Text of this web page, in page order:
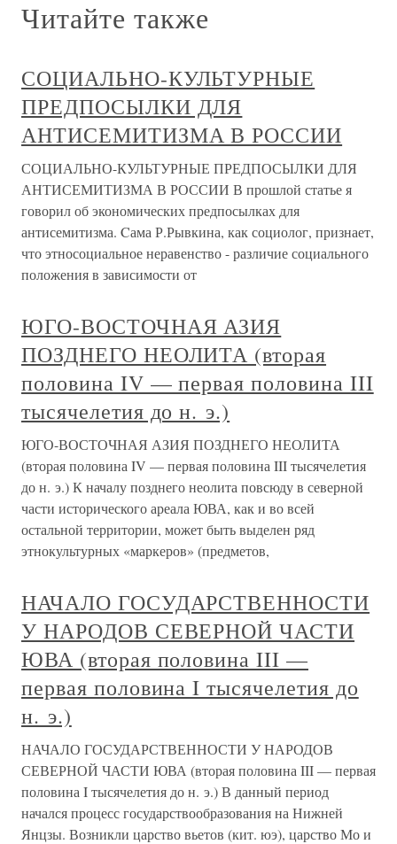
Читайте также
СОЦИАЛЬНО-КУЛЬТУРНЫЕ
ПРЕДПОСЫЛКИ ДЛЯ
АНТИСЕМИТИЗМА В РОССИИ
СОЦИАЛЬНО-КУЛЬТУРНЫЕ ПРЕДПОСЫЛКИ ДЛЯ
АНТИСЕМИТИЗМА В РОССИИ В прошлой статье я
говорил об экономических предпосылках для
антисемитизма. Cама Р.Рывкина, как социолог, признает,
что этносоциальное неравенство - различие социального
положения в зависимости от
ЮГО-ВОСТОЧНАЯ АЗИЯ
ПОЗДНЕГО НЕОЛИТА (вторая
половина IV — первая половина III
тысячелетия до н. э.)
ЮГО-ВОСТОЧНАЯ АЗИЯ ПОЗДНЕГО НЕОЛИТА
(вторая половина IV — первая половина III тысячелетия
до н. э.) К началу позднего неолита повсюду в северной
части исторического ареала ЮВА, как и во всей
остальной территории, может быть выделен ряд
этнокультурных «маркеров» (предметов,
НАЧАЛО ГОСУДАРСТВЕННОСТИ
У НАРОДОВ СЕВЕРНОЙ ЧАСТИ
ЮВА (вторая половина III —
первая половина I тысячелетия до
н. э.)
НАЧАЛО ГОСУДАРСТВЕННОСТИ У НАРОДОВ
СЕВЕРНОЙ ЧАСТИ ЮВА (вторая половина III — первая
половина I тысячелетия до н. э.) В данный период
начался процесс государствообразования на Нижней
Янцзы. Возникли царство вьетов (кит. юэ), царство Мо и